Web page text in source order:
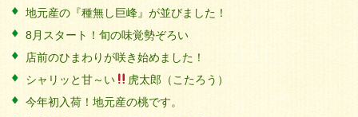
地元産の『種無し巨峰』が並びました！
8月スタート！旬の味覚勢ぞろい
店前のひまわりが咲き始めました！
シャリッと甘～い
虎太郎（こたろう）
今年初入荷！地元産の桃です。